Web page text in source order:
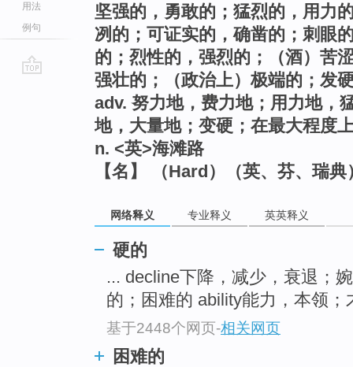
用法
例句
坚强的，勇敢的；猛烈的，用力
冽的；可证实的，确凿的；刺眼
的；烈性的，强烈的；（酒）苦
强壮的；（政治上）极端的；发
adv. 努力地，费力地；用力地，
地，大量地；变硬；在最大程度
n. <英>海滩路
【名】 （Hard）（英、芬、瑞
网络释义 专业释义 英英释义
硬的
... decline下降，减少，衰退；
的；困难的 ability能力，本领；
基于2448个网页-相关网页
困难的